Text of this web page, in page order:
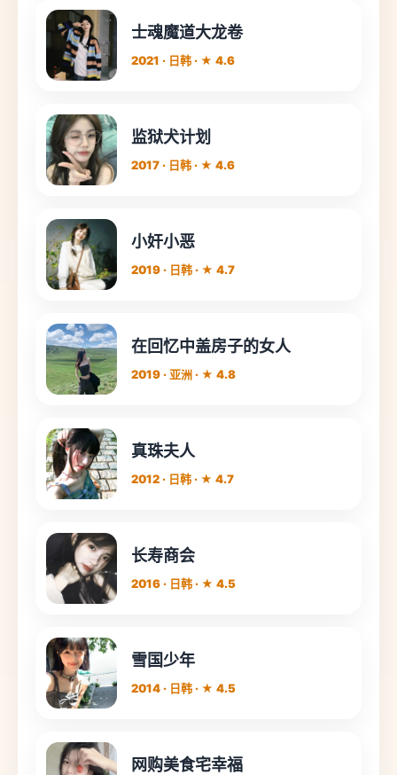
士魂魔道大龙卷
2021 · 日韩 · ★ 4.6
监狱犬计划
2017 · 日韩 · ★ 4.6
小奸小恶
2019 · 日韩 · ★ 4.7
在回忆中盖房子的女人
2019 · 亚洲 · ★ 4.8
真珠夫人
2012 · 日韩 · ★ 4.7
长寿商会
2016 · 日韩 · ★ 4.5
雪国少年
2014 · 日韩 · ★ 4.5
网购美食宅幸福